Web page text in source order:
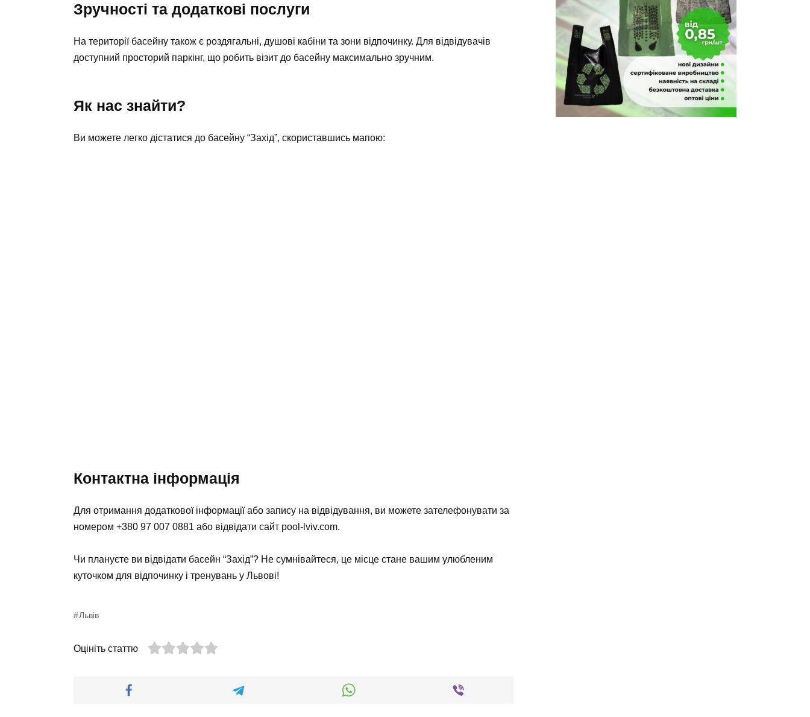
Зручності та додаткові послуги
На території басейну також є роздягальні, душові кабіни та зони відпочинку. Для відвідувачів
доступний просторий паркінг, що робить візит до басейну максимально зручним.
Як нас знайти?
Ви можете легко дістатися до басейну “Захід”, скориставшись мапою:
Контактна інформація
Для отримання додаткової інформації або запису на відвідування, ви можете зателефонувати за
номером +380 97 007 0881 або відвідати сайт pool-lviv.com.
Чи плануєте ви відвідати басейн “Захід”? Не сумнівайтеся, це місце стане вашим улюбленим
куточком для відпочинку і тренувань у Львові!
Львів
Оцініть статтю